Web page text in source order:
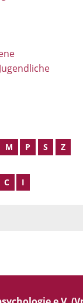
M P S Z
C I